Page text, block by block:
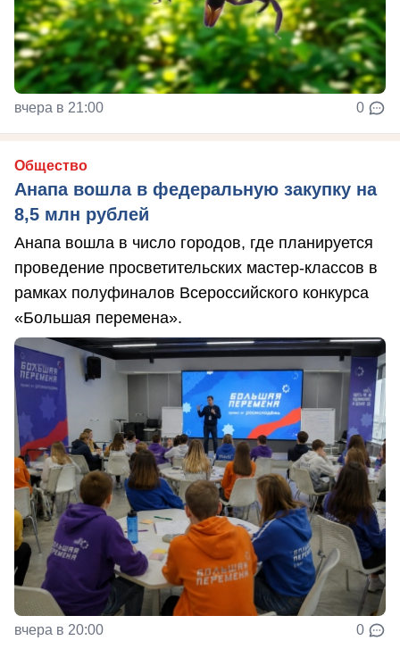
вчера в 21:00 0
Общество
Анапа вошла в федеральную закупку на
8,5 млн рублей
Анапа вошла в число городов, где планируется
проведение просветительских мастер-классов в
рамках полуфиналов Всероссийского конкурса
«Большая перемена».
вчера в 20:00 0